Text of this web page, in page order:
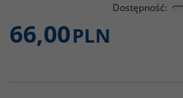
Dostępność:
66,00PLN